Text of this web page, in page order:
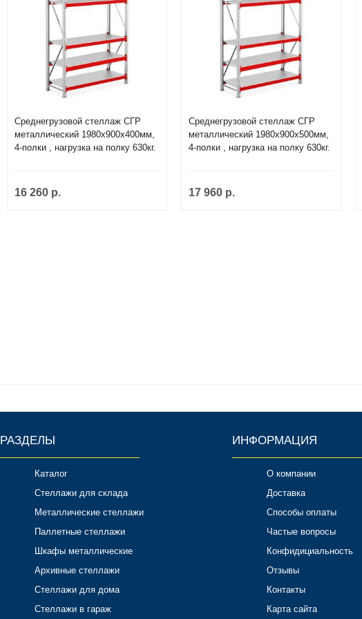
Среднегрузовой стеллаж СГР
металлический 1980х900х400мм,
4-полки , нагрузка на полку 630кг.
16 260 р.
Среднегрузовой стеллаж СГР
металлический 1980х900х500мм,
4-полки , нагрузка на полку 630кг.
17 960 р.
РАЗДЕЛЫ
Каталог
Стеллажи для склада
Металлические стеллажи
Паллетные стеллажи
Шкафы металлические
Архивные стеллажи
Стеллажи для дома
Стеллажи в гараж
ИНФОРМАЦИЯ
О компании
Доставка
Способы оплаты
Частые вопросы
Конфидициальность
Отзывы
Контакты
Карта сайта